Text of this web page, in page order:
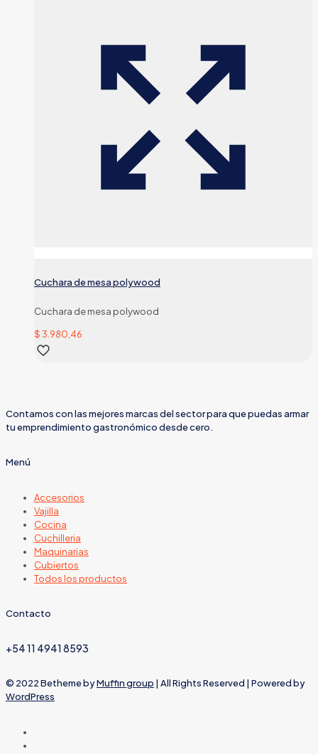
Cuchara de mesa polywood
Cuchara de mesa polywood
$3.980,46
Contamos con las mejores marcas del sector para que puedas armar
tu emprendimiento gastronómico desde cero.
Menú
Accesorios
Vajilla
Cocina
Cuchilleria
Maquinarias
Cubiertos
Todos los productos
Contacto
+54 11 4941 8593
© 2022 Betheme byMuffin group | All Rights Reserved | Powered by
WordPress